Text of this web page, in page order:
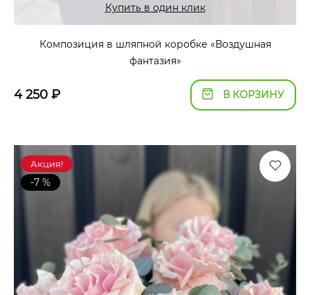
Купить в один клик
Композиция в шляпной коробке «Воздушная
фантазия»
4 250 ₽ В КОРЗИНУ
Акция!
-7 %